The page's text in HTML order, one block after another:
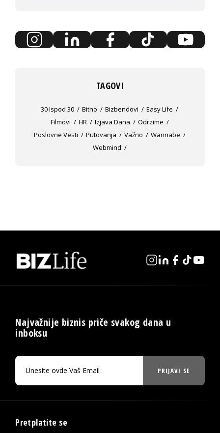
TAGOVI
30 Ispod 30 Bitno Bizbendovi
Easy Life
Filmovi
HR Izjava Dana
Odrzime
Poslovne Vesti
Putovanja Važno
Wannabe
Webmind
Najvažnije biznis priče svakog dana u
inboksu
PRIJAVI SE
Pretplatite se